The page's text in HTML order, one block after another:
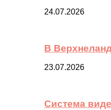
24.07.2026
В
23.07.2026
Система